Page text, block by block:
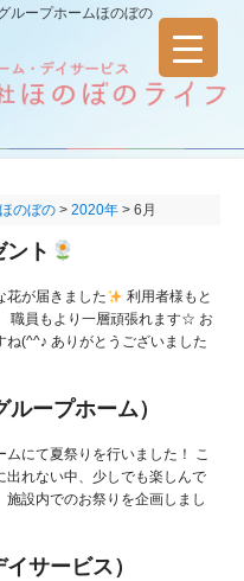
ループホームほのぼの
のぼの > 2020年 > 6月
ント
花が届きました
利用者様もと
職員もより一層頑張れます☆ お
ね(^^♪ ありがとうございました
ループホーム）
ムにて夏祭りを行いました！ こ
出れない中、少しでも楽しんで
施設内でのお祭りを企画しまし
サービス）